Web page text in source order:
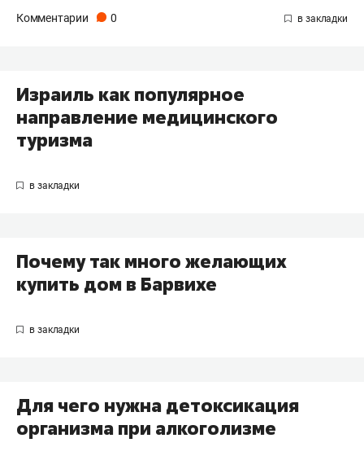
Комментарии 0
Израиль как популярное
направление медицинского
туризма
Почему так много желающих
купить дом в Барвихе
Для чего нужна детоксикация
организма при алкоголизме